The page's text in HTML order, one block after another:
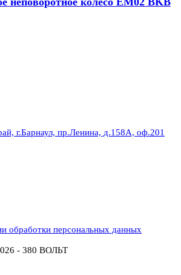
г.Барнаул, пр.Ленина, д.158А, оф.201
обработки персональных данных
- 380 ВОЛЬТ